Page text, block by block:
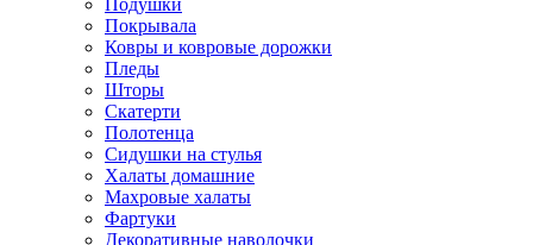
Подушки
Покрывала
Ковры и ковровые дорожки
Пледы
Шторы
Скатерти
Полотенца
Сидушки на стулья
Халаты домашние
Махровые халаты
Фартуки
Декоративные наволочки